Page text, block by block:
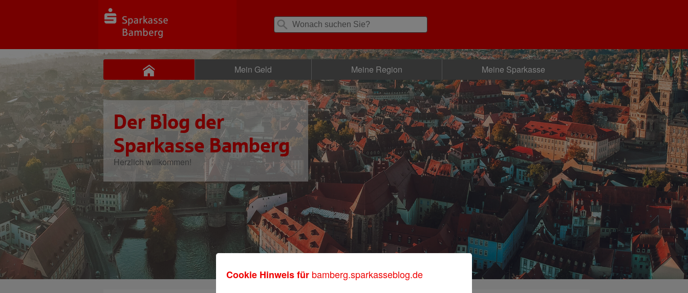
Mein Geld Meine Region Meine Sparkasse
Der Blog der
Sparkasse Bamberg
Herzlich willkommen!
Cookie Hinweis für bamberg.sparkasseblog.de